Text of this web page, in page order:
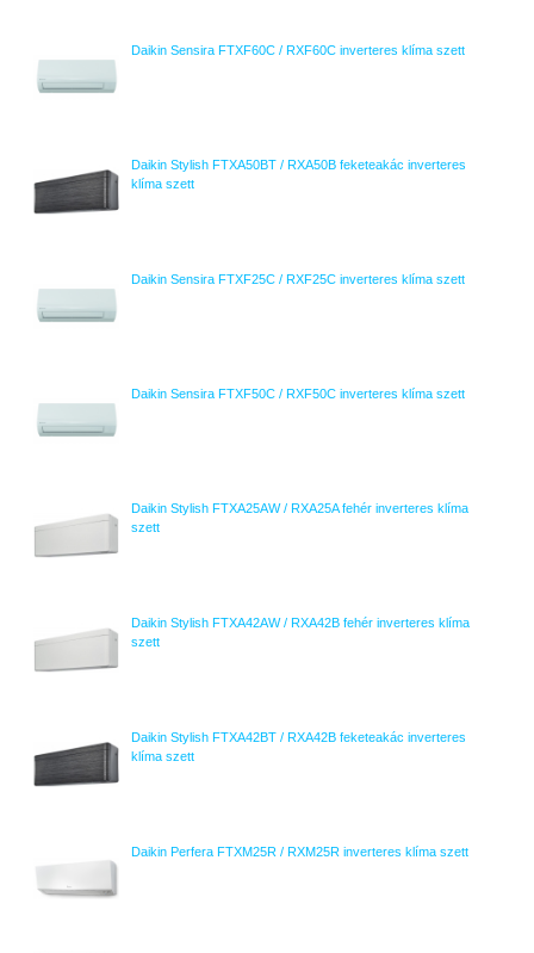
Daikin Sensira FTXF60C / RXF60C inverteres klíma szett
Daikin Stylish FTXA50BT / RXA50B feketeakác inverteres
klíma szett
Daikin Sensira FTXF25C / RXF25C inverteres klíma szett
Daikin Sensira FTXF50C / RXF50C inverteres klíma szett
Daikin Stylish FTXA25AW / RXA25A fehér inverteres klíma
szett
Daikin Stylish FTXA42AW / RXA42B fehér inverteres klíma
szett
Daikin Stylish FTXA42BT / RXA42B feketeakác inverteres
klíma szett
Daikin Perfera FTXM25R / RXM25R inverteres klíma szett